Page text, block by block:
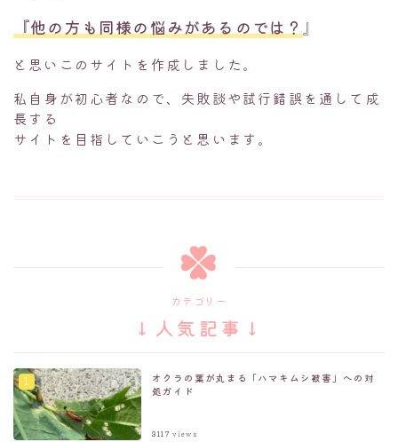
『他の方も同様の悩みがあるのでは？ 』
と思いこのサイトを作成しました。
私自身が初心者なので、失敗談や試行錯誤を通して成
長する
サイトを目指していこうと思います。
カテゴリー
↓人気記事↓
オクラの葉が丸まる「ハマキムシ被害」への対
処ガイド
3117 views